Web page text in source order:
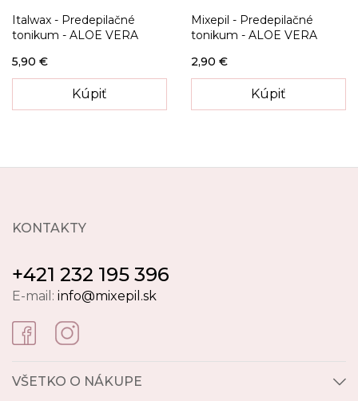
Italwax - Predepilačné
tonikum - ALOE VERA
5,90 €
Kúpiť
Mixepil - Predepilačné
tonikum - ALOE VERA
2,90 €
Kúpiť
KONTAKTY
+421 232 195 396
E-mail: info@mixepil.sk
VŠETKO O NÁKUPE